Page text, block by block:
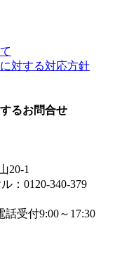
対する対応方針
るお問合せ
20-1
：0120-340-379
話受付9:00～17:30